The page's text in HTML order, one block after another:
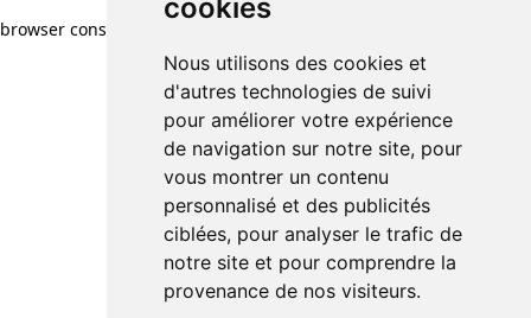
cookies
Nous utilisons des cookies et
d'autres technologies de suivi
pour améliorer votre expérience
de navigation sur notre site, pour
vous montrer un contenu
personnalisé et des publicités
ciblées, pour analyser le trafic de
notre site et pour comprendre la
provenance de nos visiteurs.
browser console for more information)